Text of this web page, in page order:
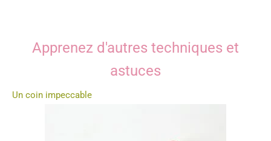
Apprenez d'autres techniques et
astuces
Un coin impeccable